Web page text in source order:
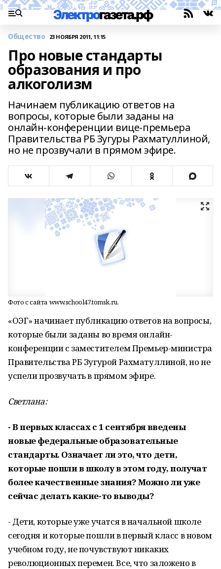
Общество 23 НОЯБРЯ 2011, 11:15
Про новые стандарты
образования и про
алкоголизм
Начинаем публикацию ответов на
вопросы, которые были заданы на
онлайн-конференции вице-премьера
Правительства РБ Зугуры Рахматуллиной,
но не прозвучали в прямом эфире.
Фото с сайта www.school47.tomsk.ru.
«ОЭГ» начинает публикацию ответов на вопросы,
которые были заданы во время онлайн-
конференции с заместителем Премьер-министра
Правительства РБ Зугурой Рахматуллиной, но не
успели прозвучать в прямом эфире.
Светлана:
- В первых классах с 1 сентября введены
новые федеральные образовательные
стандарты. Означает ли это, что дети,
которые пошли в школу в этом году, получат
более качественные знания? Можно ли уже
сейчас делать какие-то выводы?
- Дети, которые уже учатся в начальной школе
сегодня и которые пошли в первый класс в новом
учебном году, не почувствуют никаких
революционных перемен. Все, что заложено в